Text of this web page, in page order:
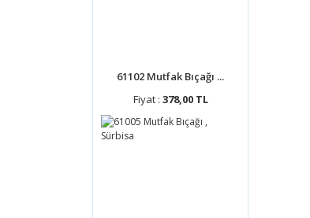
61102 Mutfak Bıçağı ...
Fiyat : 378,00 TL